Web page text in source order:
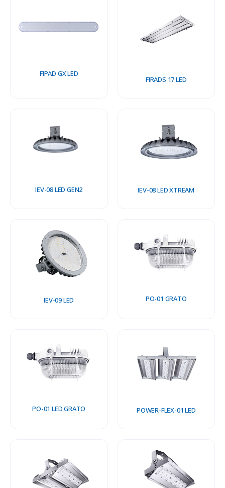
FIPAD GX LED
FIRADS 17 LED
IEV-08 LED GEN2 IEV-08 LED XTREAM
IEV-09 LED PO-01 GRATO
PO-01 LED GRATO POWER-FLEX-01 LED